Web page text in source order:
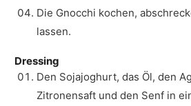
Die Gnocchi kochen,
lassen.
Dressing
Den Sojajoghurt, das Öl, den
Zitronensaft und den Senf in